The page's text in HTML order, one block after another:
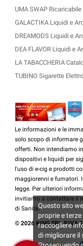
UMA SWAP Ricaricabile
GALACTIKA Liquidi e
DREAMODS Liquidi e
DEA FLAVOR Liquidi e
LA TABACCHERIA
TUBINO Sigarette
Le informazioni e le
solo scopo di informare
offerti. Non intendiamo
dispositivi e liquidi per
l'uso di e-cig e prodotti
maggiorenni e fumatori.
legge. Per ulteriori
invitiamo a contattare il
di Sanità.
© 2026 KING SRL P.IVA
Questo sito
proprie e
raccogliere
di migliorare il